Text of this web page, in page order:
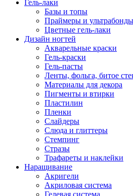
Гель-лаки
Базы и топы
Праймеры и ультрабонды
Цветные гель-лаки
Дизайн ногтей
Акварельные краски
Гель-краски
Гель-пасты
Ленты, фольга, битое
Материалы для декора
Пигменты и втирки
Пластилин
Пленки
Слайдеры
Слюда и глиттеры
Стемпинг
Стразы
Трафареты и наклейки
Наращивание
Акригели
Акриловая система